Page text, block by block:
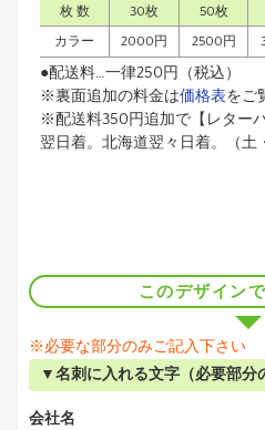
枚 数 30枚 50枚
カラー 2000円 2500円
●配送料…一律250円（税込）
※裏面追加の料金は価格表をご
※配送料350円追加で【レター
翌日着。北海道翌々日着。（土
このデザイン
※必要な部分のみご記入下さい
▼名刺に入れる文字（必要部分
会社名